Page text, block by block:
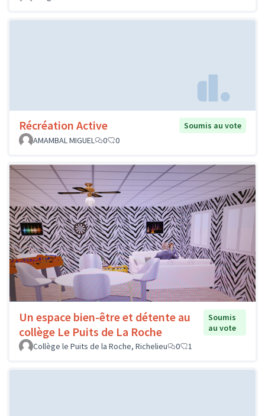
Récréation Active
Soumis au vote
AMAMBAL MIGUEL
0 0
Un espace bien-être et détente au
collège Le Puits de La Roche
Soumis
au vote
Collège le Puits de la Roche, Richelieu
0 1